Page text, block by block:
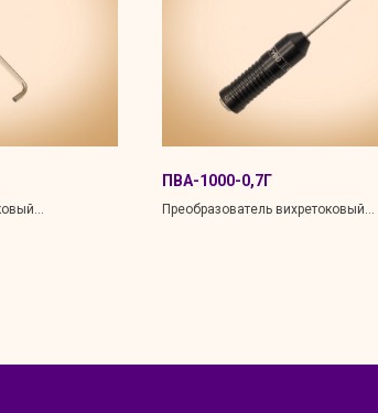
ПВА-1000-0,7Г
Преобразователь вихретоковый